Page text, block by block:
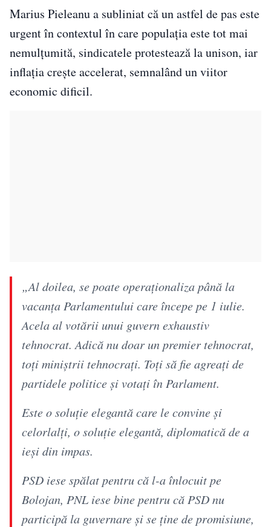
Marius Pieleanu a subliniat că un astfel de pas este
urgent în contextul în care populația este tot mai
nemulțumită, sindicatele protestează la unison, iar
inflația crește accelerat, semnalând un viitor
economic dificil.
„Al doilea, se poate operaționaliza până la
vacanța Parlamentului care începe pe 1 iulie.
Acela al votării unui guvern exhaustiv
tehnocrat. Adică nu doar un premier tehnocrat,
toți miniștrii tehnocrați. Toți să fie agreați de
partidele politice și votați în Parlament.
Este o soluție elegantă care le convine și
celorlalți, o soluție elegantă, diplomatică de a
ieși din impas.
PSD iese spălat pentru că l-a înlocuit pe
Bolojan, PNL iese bine pentru că PSD nu
participă la guvernare și se ține de promisiune,